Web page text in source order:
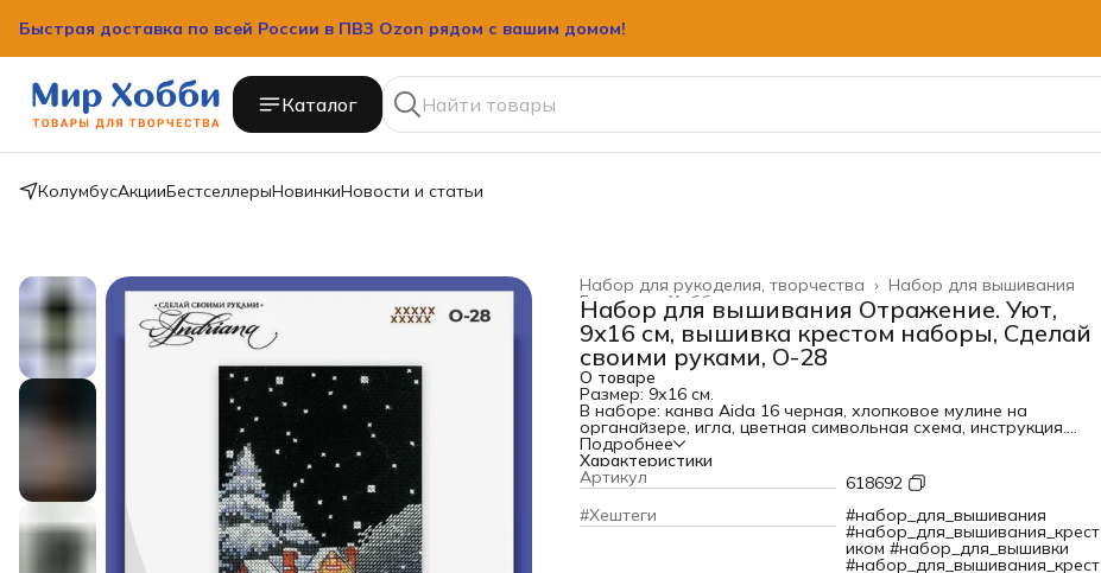
Быстрая доставка по всей России в ПВЗ Ozon рядом с вашим домом!
Каталог
КолумбусАкцииБестселлерыНовинкиНовости и статьи
Набор для вышивания
Набор для рукоделия, творчества ›
Хобби и творчество ›
Главная
Набор для вышивания Отражение. Уют,
9х16 см, вышивка крестом наборы, Сделай
своими руками, О-28
О товаре
Размер: 9х16 см.
В наборе: канва Aida 16 черная, хлопковое мулине на
органайзере, игла, цветная символьная схема, инструкция.
Количество цветов: 25.
Секрет отличной вышивки – в продуманной схеме,
качественных материалах, терпении и аккуратности
мастерицы. Следуйте инструкции, выкладывайте равномерные
стежки, и постепенно из-под вашей иглы начнет проступать
картина с тонко проработанными деталями, плавной
Оформите готовую вышивку в багет или пяльцы, и она станет
Подробнее
Характеристики
Артикул
618692
#Хештеги
#набор_для_вышивания
#набор_для_вышивания_крест
иком #набор_для_вышивки
#набор_для_вышивания_крест